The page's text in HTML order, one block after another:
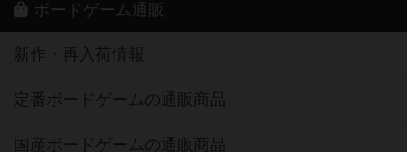
ボードゲーム通販
新作・再入荷情報
定番ボードゲームの通販商品
国産ボードゲームの通販商品